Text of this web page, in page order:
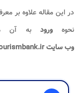
در این مقاله علاوه بر
نحوهورودبه آن
وب سایت tourismbank.ir​